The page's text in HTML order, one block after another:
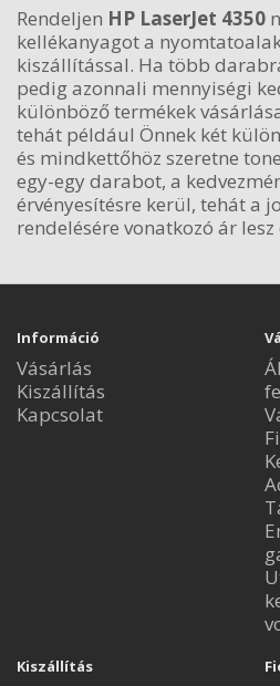
Rendeljen HP LaserJet 4350
kellékanyagot a
kiszállítással. Ha több
pedig azonnali mennyiségi
különböző termékek
tehát például Önnek két
és mindkettőhöz szeretne
egy-egy darabot, a
érvényesítésre kerül, tehát a
rendelésére vonatkozó ár lesz
Információ
Vásárlás
Kiszállítás
Kapcsolat
Kiszállítás